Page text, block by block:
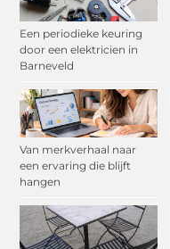
Een periodieke keuring
door een elektricien in
Barneveld
Van merkverhaal naar
een ervaring die blijft
hangen